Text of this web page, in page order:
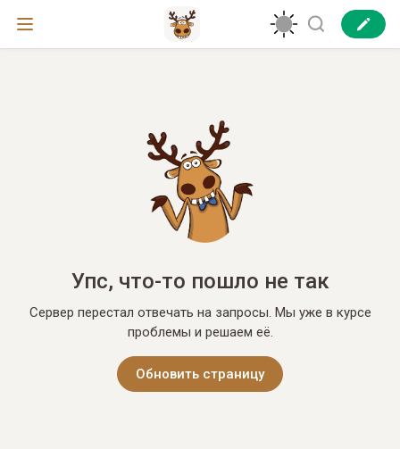
Упс, что-то пошло не так
Сервер перестал отвечать на запросы. Мы уже в курсе
проблемы и решаем её.
Обновить страницу